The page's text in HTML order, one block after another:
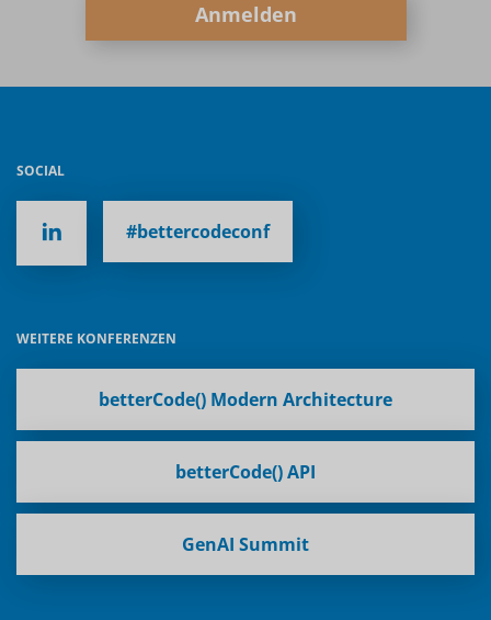
Anmelden
SOCIAL
#bettercodeconf
WEITERE KONFERENZEN
betterCode() Modern Architecture
betterCode() API
GenAI Summit